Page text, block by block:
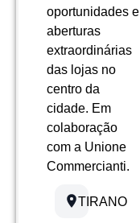
oportunidades e
aberturas
extraordinárias
das lojas no
centro da
cidade. Em
colaboração
com a Unione
Commercianti.
TIRANO